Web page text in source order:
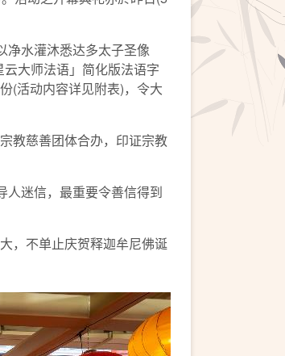
净水灌沐悉达多太子圣像
大师法语」简化版法语字
(活动内容详见附表)，令大
教慈善团体合办，印证宗教
人迷信，最重要令善信得到
，不单止庆贺释迦牟尼佛诞